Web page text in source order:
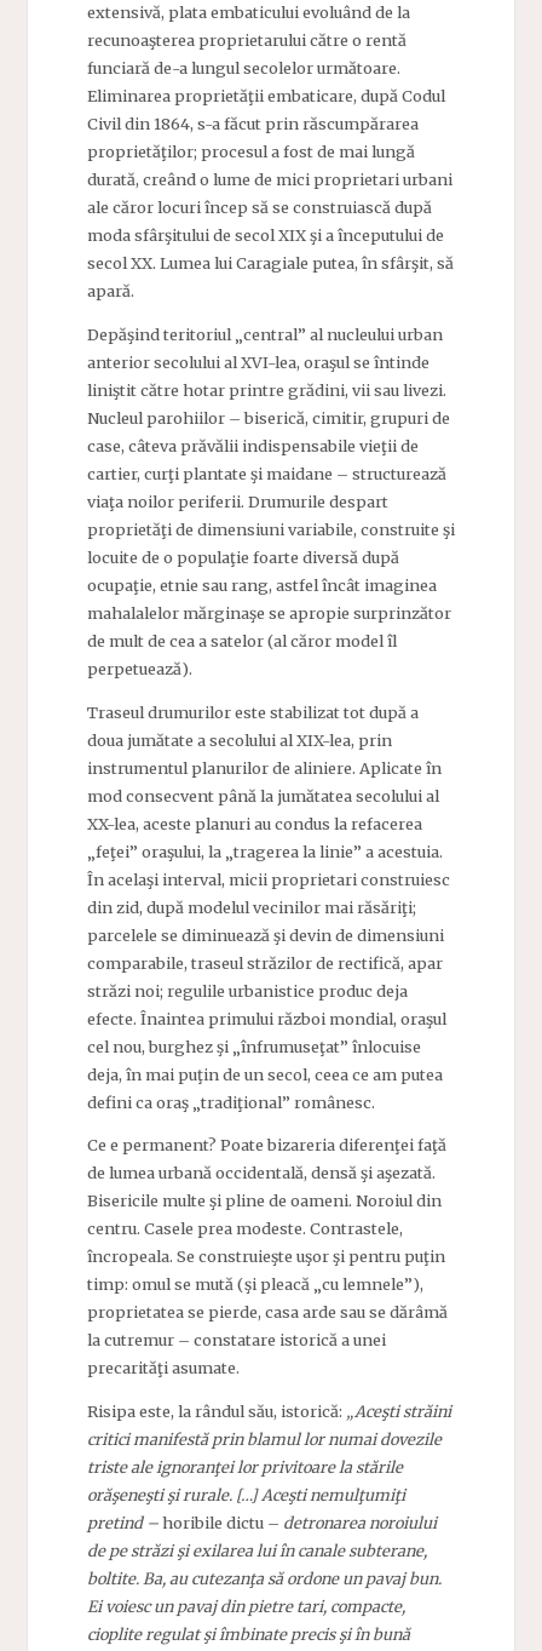
extensivă, plata embaticului evoluând de la
recunoaşterea proprietarului către o rentă
funciară de-a lungul secolelor următoare.
Eliminarea proprietăţii embaticare, după Codul
Civil din 1864, s-a făcut prin răscumpărarea
proprietăţilor; procesul a fost de mai lungă
durată, creând o lume de mici proprietari urbani
ale căror locuri încep să se construiască după
moda sfârşitului de secol XIX şi a începutului de
secol XX. Lumea lui Caragiale putea, în sfârşit, să
apară.
Depăşind teritoriul „central” al nucleului urban
anterior secolului al XVI-lea, oraşul se întinde
liniştit către hotar printre grădini, vii sau livezi.
Nucleul parohiilor – biserică, cimitir, grupuri de
case, câteva prăvălii indispensabile vieţii de
cartier, curţi plantate şi maidane – structurează
viaţa noilor periferii. Drumurile despart
proprietăţi de dimensiuni variabile, construite şi
locuite de o populaţie foarte diversă după
ocupaţie, etnie sau rang, astfel încât imaginea
mahalalelor mărginaşe se apropie surprinzător
de mult de cea a satelor (al căror model îl
perpetuează).
Traseul drumurilor este stabilizat tot după a
doua jumătate a secolului al XIX-lea, prin
instrumentul planurilor de aliniere. Aplicate în
mod consecvent până la jumătatea secolului al
XX-lea, aceste planuri au condus la refacerea
„feţei” oraşului, la „tragerea la linie” a acestuia.
În acelaşi interval, micii proprietari construiesc
din zid, după modelul vecinilor mai răsăriţi;
parcelele se diminuează şi devin de dimensiuni
comparabile, traseul străzilor de rectifică, apar
străzi noi; regulile urbanistice produc deja
efecte. Înaintea primului război mondial, oraşul
cel nou, burghez şi „înfrumuseţat” înlocuise
deja, în mai puţin de un secol, ceea ce am putea
defini ca oraş „tradiţional” românesc.
Ce e permanent? Poate bizareria diferenţei faţă
de lumea urbană occidentală, densă şi aşezată.
Bisericile multe şi pline de oameni. Noroiul din
centru. Casele prea modeste. Contrastele,
încropeala. Se construieşte uşor şi pentru puţin
timp: omul se mută (şi pleacă „cu lemnele”),
proprietatea se pierde, casa arde sau se dărâmă
la cutremur – constatare istorică a unei
precarităţi asumate.
Risipa este, la rândul său, istorică: „Aceşti străini
critici manifestă prin blamul lor numai dovezile
triste ale ignoranţei lor privitoare la stările
orăşeneşti şi rurale. […] Aceşti nemulţumiţi
pretind –horibile dictu – detronarea noroiului
de pe străzi şi exilarea lui în canale subterane,
boltite. Ba, au cutezanţa să ordone un pavaj bun.
Ei voiesc un pavaj din pietre tari, compacte,
cioplite regulat şi îmbinate precis şi în bună